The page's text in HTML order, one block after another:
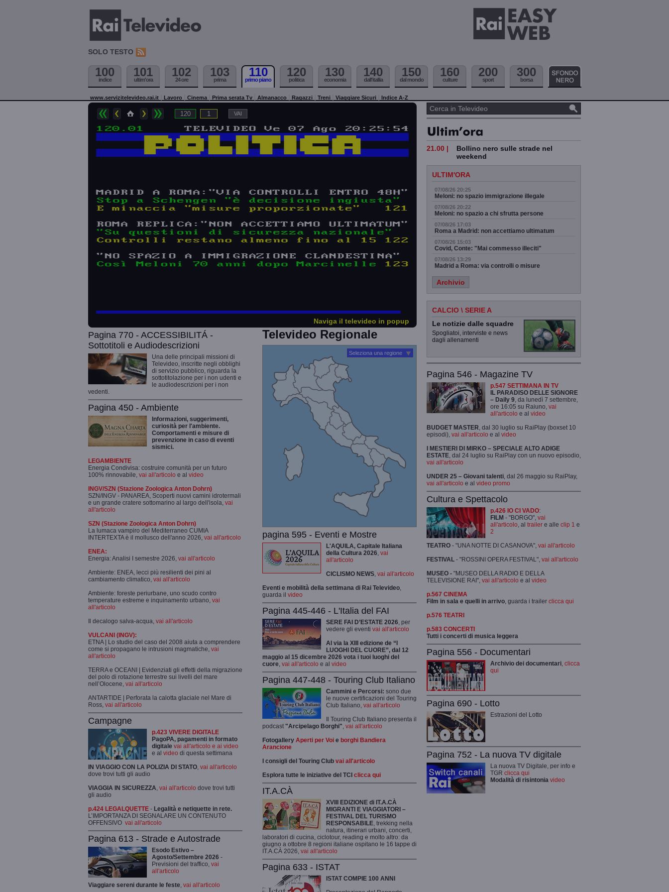
SOLO TESTO
100
indice
101
ultim'ora
102
24 ore
103
prima
110
primo piano
120
politica
130
economia
140
dall'itallia
150
dal mondo
160
culture
200
sport
300
borsa
www.servizitelevideo.rai.it Lavoro Cinema Prima serata Tv Almanacco Ragazzi Treni Viaggiare Sicuri Indice A-Z
Naviga il televideo in popup
Pagina 770 - ACCESSIBILITÁ -
Sottotitoli e Audiodescrizioni
Una delle principali missioni di
Televideo, inscritte negli obblighi
di servizio pubblico, riguarda la
sottotitolazione per i non udenti e
le audiodescrizioni per i non
vedenti.
Pagina 450 - Ambiente
Informazioni, suggerimenti,
curiosità per l'ambiente.
Comportamenti e misure di
prevenzione in caso di eventi
sismici.
LEGAMBIENTE
Energia Condivisa: costruire comunità per un futuro
100% rinnovabile, vai all'articolo e al video
INGV/SZN (Stazione Zoologica Anton Dohrn)
SZN/INGV - PANAREA, Scoperti nuovi camini idrotermali
e un grande cratere sottomarino al largo dell'isola, vai
all'articolo
SZN (Stazione Zoologica Anton Dohrn)
La lumaca vampiro del Mediterraneo CUMIA
INTERTEXTA è il mollusco dell'anno 2026, vai all'articolo
ENEA:
Energia: Analisi I semestre 2026, vai all'articolo
Ambiente: ENEA, lecci più resilienti dei pini al
cambiamento climatico, vai all'articolo
Ambiente: foreste periurbane, uno scudo contro
temperature estreme e inquinamento urbano, vai
all'articolo
Il decalogo salva-acqua, vai all'articolo
VULCANI (INGV):
ETNA | Lo studio del caso del 2008 aiuta a comprendere
come si propagano le intrusioni magmatiche, vai
all'articolo
TERRA e OCEANI | Evidenziati gli effetti della migrazione
del polo di rotazione terrestre sui livelli del mare
nell’Olocene, vai all'articolo
ANTARTIDE | Perforata la calotta glaciale nel Mare di
Ross, vai all'articolo
Campagne
p.423 VIVERE DIGITALE
PagoPA, pagamenti in formato
digitale vai all'articolo e ai video
e al video di questa settimana
IN VIAGGIO CON LA POLIZIA DI STATO, vai all'articolo
dove trovi tutti gli audio
VIAGGIA IN SICUREZZA, vai all'articolo dove trovi tutti
gli audio
p.424 LEGALQUETTE - Legalità e netiquette in rete.
L’IMPORTANZA DI SEGNALARE UN CONTENUTO
OFFENSIVO vai all'articolo
Pagina 613 - Strade e Autostrade
Esodo Estivo –
Agosto/Settembre 2026 -
Previsioni del traffico, vai
all'articolo
Viaggiare sereni durante le feste, vai all'articolo
Televideo Regionale
Seleziona una regione
pagina 595 - Eventi e Mostre
L'AQUILA, Capitale Italiana
della Cultura 2026, vai
all'articolo
CICLISMO NEWS, vai all'articolo
Eventi e mobilità della settimana di Rai Televideo,
guarda il video
Pagina 445-446 - L'Italia del FAI
SERE FAI D’ESTATE 2026, per
vedere gli eventi vai all'articolo
Al via la XIII edizione de “I
LUOGHI DEL CUORE”, dal 12
maggio al 15 dicembre 2026 vota i tuoi luoghi del
cuore, vai all'articolo e al video
Pagina 447-448 - Touring Club Italiano
Cammini e Percorsi: sono due
le nuove certificazioni del Touring
Club Italiano, vai all'articolo
Il Touring Club Italiano presenta il
podcast "Arcipelago Borghi", vai all'articolo
Fotogallery Aperti per Voi e borghi Bandiera
Arancione
I consigli del Touring Club vai all'articolo
Esplora tutte le iniziative del TCI clicca qui
IT.A.CÀ
XVIII EDIZIONE di IT.A.CÀ
MIGRANTI E VIAGGIATORI –
FESTIVAL DEL TURISMO
RESPONSABILE, trekking nella
natura, itinerari urbani, concerti,
laboratori di cucina, ciclotour, reading e molto altro: da
giugno a ottobre 8 regioni italiane ospitano le 16 tappe di
IT.A.CÀ 2026, vai all'articolo
Pagina 633 - ISTAT
ISTAT COMPIE 100 ANNI
21.00 |
Bollino nero sulle strade nel
weekend
ULTIM'ORA
07/08/26 20:25
Meloni: no spazio immigrazione illegale
07/08/26 20:22
Meloni: no spazio a chi sfrutta persone
07/08/26 17:03
Roma a Madrid: non accettiamo ultimatum
07/08/26 15:03
Covid, Conte: "Mai commesso illeciti"
07/08/26 13:29
Madrid a Roma: via controlli o misure
Archivio
CALCIO \ SERIE A
Le notizie dalle squadre
Spogliatoi, interviste e news
dagli allenamenti
Pagina 546 - Magazine TV
p.547 SETTIMANA IN TV
IL PARADISO DELLE SIGNORE
– Daily 9 , da lunedì 7 settembre,
ore 16:05 su Raiuno, vai
all'articolo e al video
BUDGET MASTER , dal 30 luglio su RaiPlay (boxset 10
episodi), vai all'articolo e al video
I MESTIERI DI MIRKO – SPECIALE ALTO ADIGE
ESTATE , dal 24 luglio su RaiPlay con un nuovo episodio,
vai all'articolo
UNDER 25 – Giovani talenti , dal 26 maggio su RaiPlay,
vai all'articolo e al video promo
Cultura e Spettacolo
p.426 IO CI VADO:
FILM - "BORGO", vai
all'articolo , al trailer e alle clip 1 e
2
TEATRO - "UNA NOTTE DI CASANOVA", vai all'articolo
FESTIVAL - "ROSSINI OPERA FESTIVAL", vai all'articolo
MUSEO - "MUSEO DELLA RADIO E DELLA
TELEVISIONE RAI", vai all'articolo e al video
p.567 CINEMA
Film in sala e quelli in arrivo , guarda i trailer clicca qui
p.576 TEATRI
p.583 CONCERTI
Tutti i concerti di musica leggera
Pagina 556 - Documentari
Archivio dei documentari clicca
qui
Pagina 690 - Lotto
Estrazioni del Lotto
Pagina 752 - La nuova TV digitale
La nuova TV Digitale, per info e
TGR clicca qui
Modalità di risintonia video